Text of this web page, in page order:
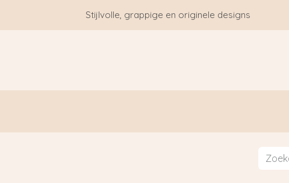
Stijlvolle, grappige en originele designs